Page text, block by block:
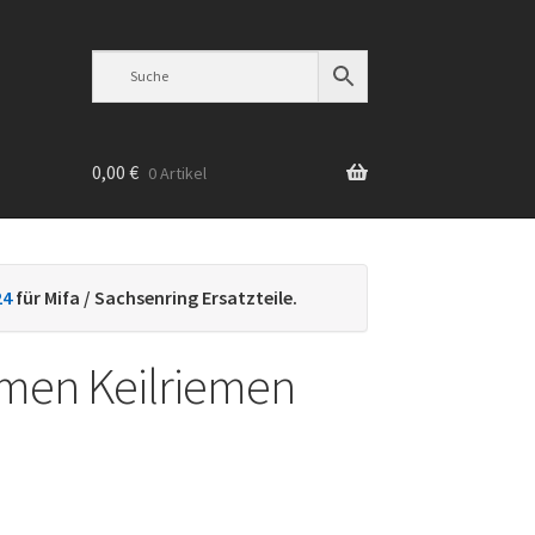
0,00 € 0 Artikel
für Mifa / Sachsenring Ersatzteile.
Keilriemen